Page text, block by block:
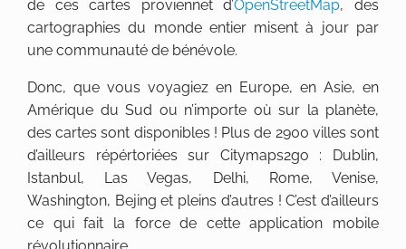
de ces cartes proviennet d’OpenStreetMap, des
cartographies du monde entier misent à jour par
une communauté de bénévole.
Donc, que vous voyagiez en Europe, en Asie, en
Amérique du Sud ou n’importe où sur la planète,
des cartes sont disponibles ! Plus de 2900 villes sont
d’ailleurs répértoriées sur Citymaps2go : Dublin,
Istanbul, Las Vegas, Delhi, Rome, Venise,
Washington, Bejing et pleins d’autres ! C’est d’ailleurs
ce qui fait la force de cette application mobile